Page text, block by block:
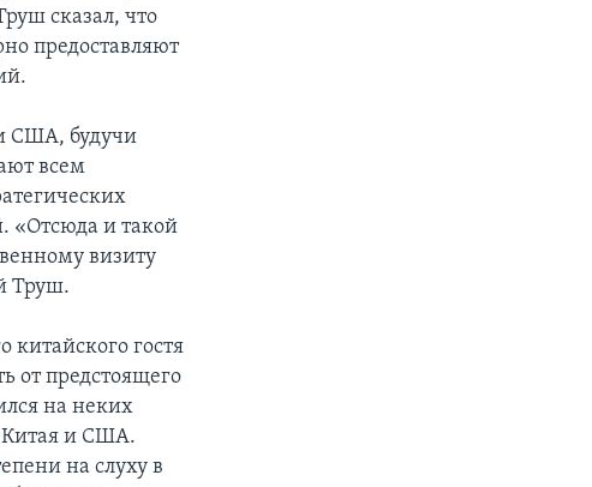
сказал, что
предоставляют
США, будучи
всем
«Отсюда и такой
визиту
Труш.
китайского гостя
от предстоящего
на неких
Китая и США.
на слуху в